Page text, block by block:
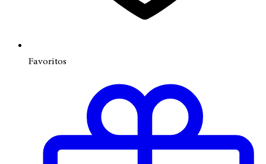
Favoritos